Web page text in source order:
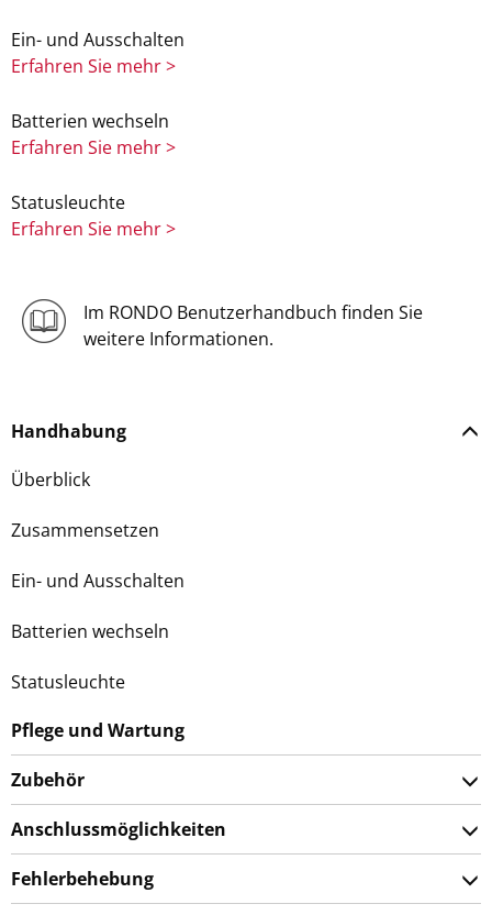
Ein- und Ausschalten
Erfahren Sie mehr >
Batterien wechseln
Erfahren Sie mehr >
Statusleuchte
Erfahren Sie mehr >
Im RONDO Benutzerhandbuch finden Sie
weitere Informationen.
Handhabung
Überblick
Zusammensetzen
Ein- und Ausschalten
Batterien wechseln
Statusleuchte
Pflege und Wartung
Zubehör
Anschlussmöglichkeiten
Fehlerbehebung